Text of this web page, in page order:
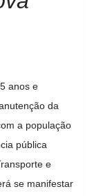
anos e
da
a população
pública
e
se manifestar